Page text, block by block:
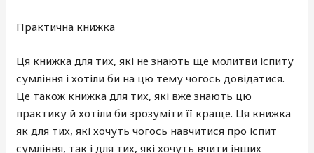
Практична книжка
Ця книжка для тих, які не знають ще молитви іспиту
сумління і хотіли би на цю тему чогось довідатися.
Це також книжка для тих, які вже знають цю
практику й хотіли би зрозуміти її краще. Ця книжка
як для тих, які хочуть чогось навчитися про іспит
сумління, так і для тих, які хочуть вчити інших